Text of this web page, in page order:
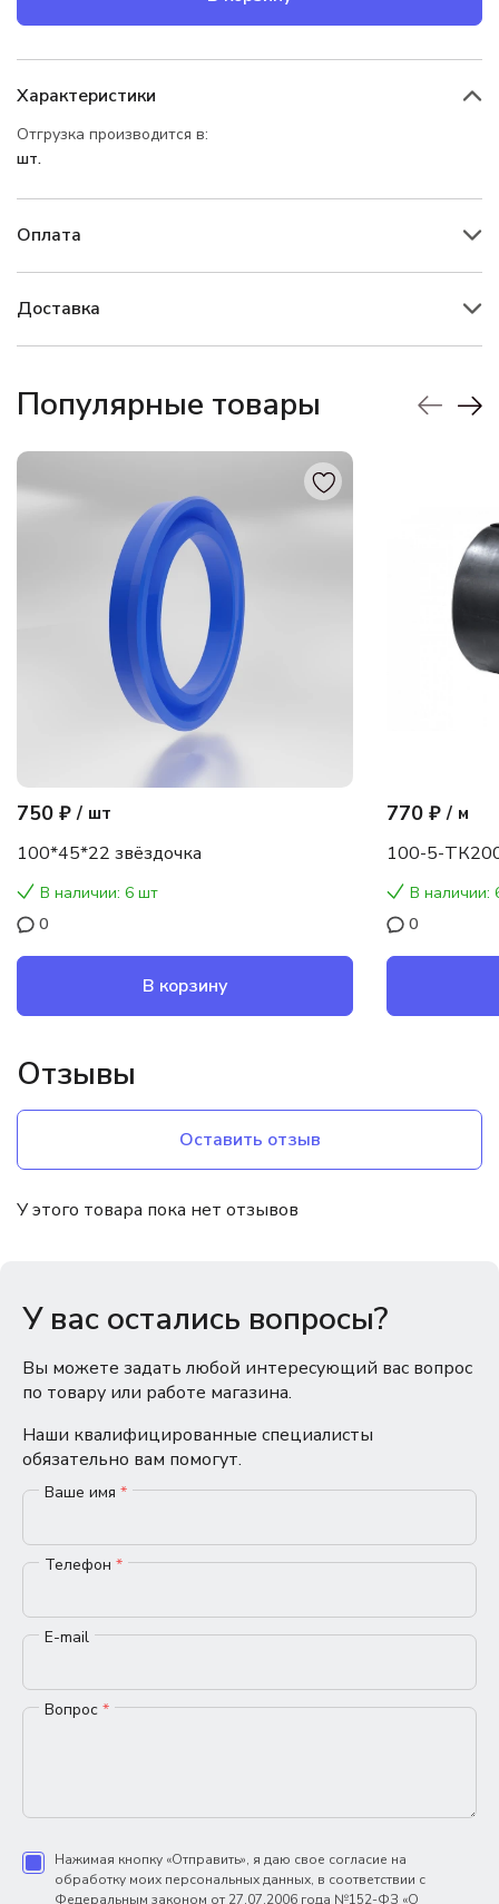
Характеристики
Отгрузка производится в:
шт.
Оплата
Доставка
Популярные товары
750 ₽ / шт
100*45*22 звёздочка
В наличии: 6 шт
0
В корзину
770 ₽ / м
100-5-
В наличии:
0
Отзывы
Оставить отзыв
У этого товара пока нет отзывов
У вас остались вопросы?
Вы можете задать любой интересующий вас вопрос
по товару или работе магазина.
Наши квалифицированные специалисты
обязательно вам помогут.
Ваше имя *
Телефон *
E-mail
Вопрос *
Нажимая кнопку «Отправить», я даю свое согласие на
обработку моих персональных данных, в соответствии с
Федеральным законом от 27.07.2006 года №152-ФЗ «О